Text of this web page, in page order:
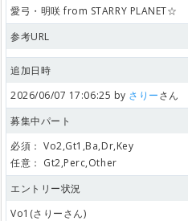
愛弓・明咲 from STARRY PLANET☆
参考URL
追加日時
2026/06/07 17:06:25 by さりーさん
募集中パート
必須： Vo2,Gt1,Ba,Dr,Key
任意： Gt2,Perc,Other
エントリー状況
Vo1(さりーさん)